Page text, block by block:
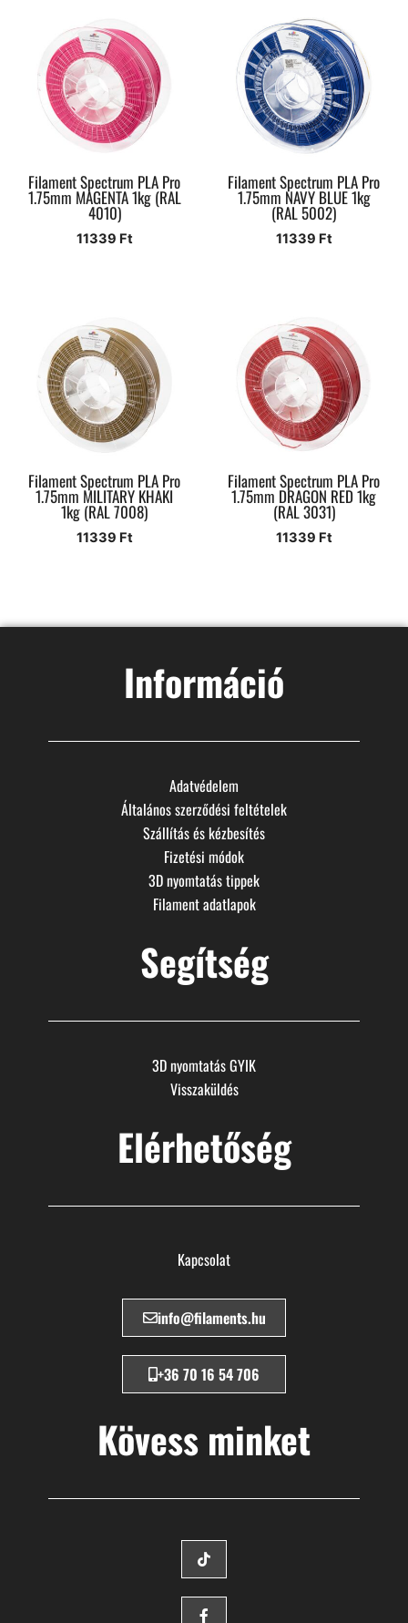
Filament Spectrum PLA Pro
1.75mm MAGENTA 1kg (RAL
4010)
11339 Ft
Filament Spectrum PLA Pro
1.75mm NAVY BLUE 1kg
(RAL 5002)
11339 Ft
Filament Spectrum PLA Pro
1.75mm MILITARY KHAKI
1kg (RAL 7008)
11339 Ft
Filament Spectrum PLA Pro
1.75mm DRAGON RED 1kg
(RAL 3031)
11339 Ft
Információ
Adatvédelem
Általános szerződési feltételek
Szállítás és kézbesítés
Fizetési módok
3D nyomtatás tippek
Filament adatlapok
Segítség
3D nyomtatás GYIK
Visszaküldés
Elérhetőség
Kapcsolat
info@filaments.hu
+36 70 16 54 706
Kövess minket